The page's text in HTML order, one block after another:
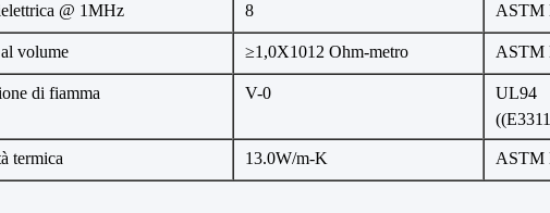
@ 1MHz 8 ASTM
volume ≥1,0X1012 Ohm-metro ASTM
di fiamma V-0
UL94
termica 13.0W/m-K ASTM